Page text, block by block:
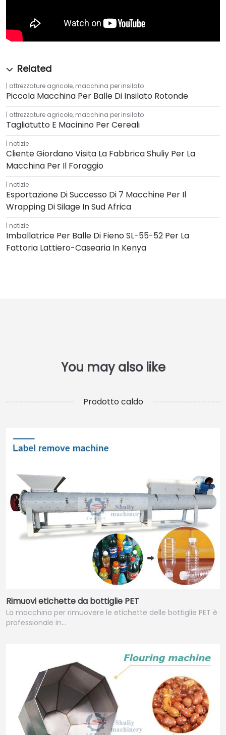
attrezzature agricole, macchina per insilato
Piccola Macchina Per Balle Di Insilato Rotonde
attrezzature agricole, macchina per insilato
Tagliatutto E Macinino Per Cereali
notizie
Cliente Giordano Visita La Fabbrica Shuliy Per La
Macchina Per Il Foraggio
notizie
Esportazione Di Successo Di 7 Macchine Per Il
Wrapping Di Silage In Sud Africa
notizie
Imballatrice Per Balle Di Fieno SL-55-52 Per La
Fattoria Lattiero-Casearia In Kenya
Prodotto caldo
Rimuovi etichette da bottiglie PET
La macchina per rimuovere le etichette delle bottiglie PET è
professionale in…